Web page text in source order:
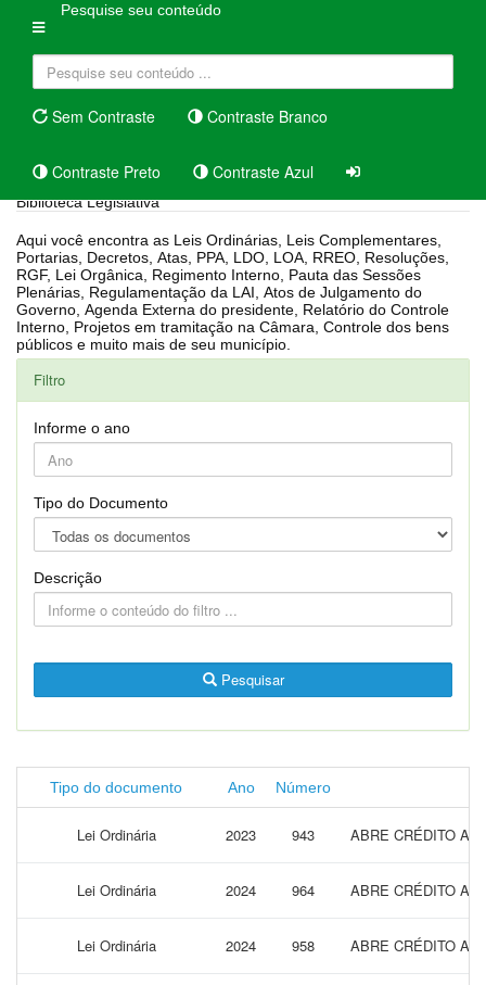
Pesquise seu conteúdo
Sem Contraste Contraste Branco
Contraste Preto Contraste Azul
Biblioteca Legislativa
Aqui você encontra as Leis Ordinárias, Leis Complementares,
Portarias, Decretos, Atas, PPA, LDO, LOA, RREO, Resoluções,
RGF, Lei Orgânica, Regimento Interno, Pauta das Sessões
Plenárias, Regulamentação da LAI, Atos de Julgamento do
Governo, Agenda Externa do presidente, Relatório do Controle
Interno, Projetos em tramitação na Câmara, Controle dos bens
públicos e muito mais de seu município.
Filtro
Informe o ano
Tipo do Documento
Descrição
Pesquisar
Tipo do documento Ano Número
Lei Ordinária 2023 943 ABRE CRÉDITO
Lei Ordinária 2024 964 ABRE CRÉDITO
Lei Ordinária 2024 958 ABRE CRÉDITO